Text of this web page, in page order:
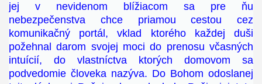
jej v nevidenom blížiacom sa pre ňu
nebezpečenstva chce priamou cestou cez
komunikačný portál, vklad ktorého každej duši
požehnal darom svojej moci do prenosu včasných
intuícií, do vlastníctva ktorých domovom sa
podvedomie človeka nazýva. Do Bohom odoslanej